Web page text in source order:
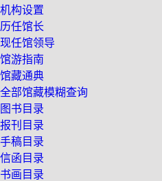
机构设置
历任馆长
现任馆领导
馆游指南
馆藏通典
全部馆藏模糊查询
图书目录
报刊目录
手稿目录
信函目录
书画目录